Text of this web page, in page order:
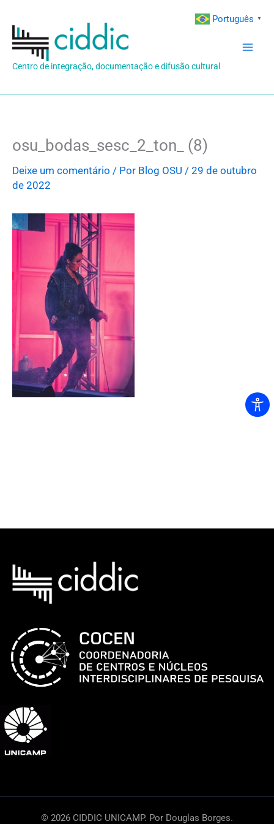
para
conteúdo
Centro de integração, documentação e difusão cultural
osu_bodas_sesc_2_ton_ (8)
Deixe um comentário / Por Blog OSU / 29 de outubro
de 2022
© 2026 CIDDIC UNICAMP. Por Douglas Borges.
Português ▼